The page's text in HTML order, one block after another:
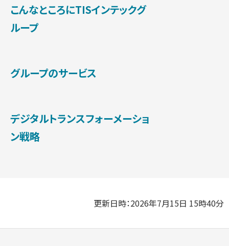
こんなところにTISインテックグ
ループ
グループのサービス
デジタルトランスフォーメーショ
ン戦略
更新日時：2026年7月15日 15時40分